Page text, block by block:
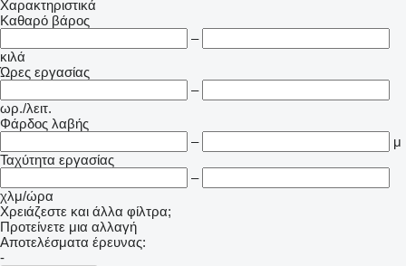
Χαρακτηριστικά
Καθαρό βάρος
–
κιλά
Ώρες εργασίας
–
ωρ./λειτ.
Φάρδος λαβής
–
μ
Ταχύτητα εργασίας
–
χλμ/ώρα
Χρειάζεστε και άλλα φίλτρα;
Προτείνετε μια αλλαγή
Αποτελέσματα έρευνας:
-